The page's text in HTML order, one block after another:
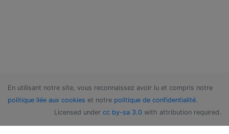
En utilisant notre site, vous reconnaissez avoir lu et compris notre
politique liée aux cookies et notre politique de confidentialité.
Licensed under cc by-sa 3.0 with attribution required.